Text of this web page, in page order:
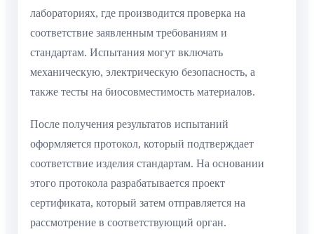
лабораториях, где производится проверка на
соответствие заявленным требованиям и
стандартам. Испытания могут включать
механическую, электрическую безопасность, а
также тесты на биосовместимость материалов.
После получения результатов испытаний
оформляется протокол, который подтверждает
соответствие изделия стандартам. На основании
этого протокола разрабатывается проект
сертификата, который затем отправляется на
рассмотрение в соответствующий орган.